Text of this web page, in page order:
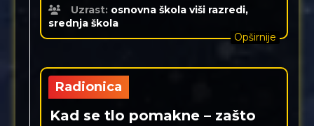
Uzrast: osnovna škola viši razredi,
srednja škola
Opširnije
Radionica
Kad se tlo pomakne – zašto